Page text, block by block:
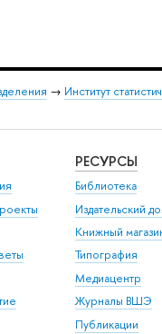
→ Институт
РЕСУРСЫ
Библиотека
Издательский
Книжный
Типография
Медиацентр
Журналы ВШЭ
Публикации